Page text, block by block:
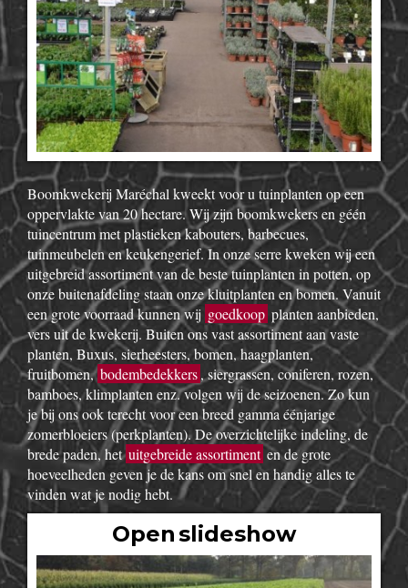
Boomkwekerij Maréchal kweekt voor u tuinplanten op een
oppervlakte van 20 hectare. Wij zijn boomkwekers en géén
tuincentrum met plastieken kabouters, barbecues,
tuinmeubelen en keukengerief. In onze serre kweken wij een
uitgebreid assortiment van de beste tuinplanten in potten, op
onze buitenafdeling staan onze kluitplanten en bomen. Vanuit
een grote voorraad kunnen wij goedkoop planten aanbieden,
vers uit de kwekerij. Buiten ons vast assortiment aan vaste
planten, Buxus, sierheesters, bomen, haagplanten,
fruitbomen,bodembedekkers, siergrassen, coniferen, rozen,
bamboes, klimplanten enz. volgen wij de seizoenen. Zo kun
je bij ons ook terecht voor een breed gamma éénjarige
zomerbloeiers (perkplanten). De overzichtelijke indeling, de
brede paden, hetuitgebreide assortiment en de grote
hoeveelheden geven je de kans om snel en handig alles te
vinden wat je nodig hebt.
Open slideshow